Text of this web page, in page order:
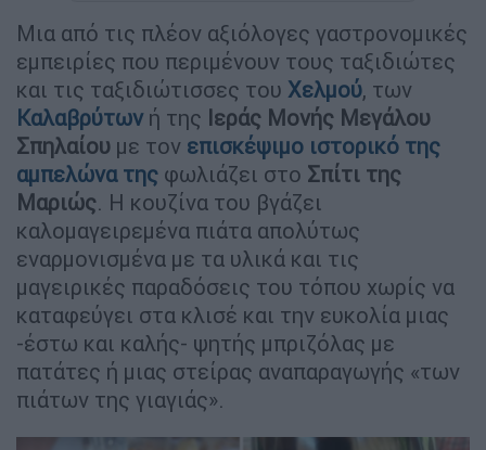
Μια από τις πλέον αξιόλογες γαστρονομικές
εμπειρίες που περιμένουν τους ταξιδιώτες
και τις ταξιδιώτισσες του Χελμού, των
Καλαβρύτωνή της Ιεράς Μονής Μεγάλου
Σπηλαίου με τον επισκέψιμο ιστορικό της
αμπελώνα της φωλιάζει στο Σπίτι της
Μαριώς. Η κουζίνα του βγάζει
καλομαγειρεμένα πιάτα απολύτως
εναρμονισμένα με τα υλικά και τις
μαγειρικές παραδόσεις του τόπου χωρίς να
καταφεύγει στα κλισέ και την ευκολία μιας
-έστω και καλής- ψητής μπριζόλας με
πατάτες ή μιας στείρας αναπαραγωγής «των
πιάτων της γιαγιάς».